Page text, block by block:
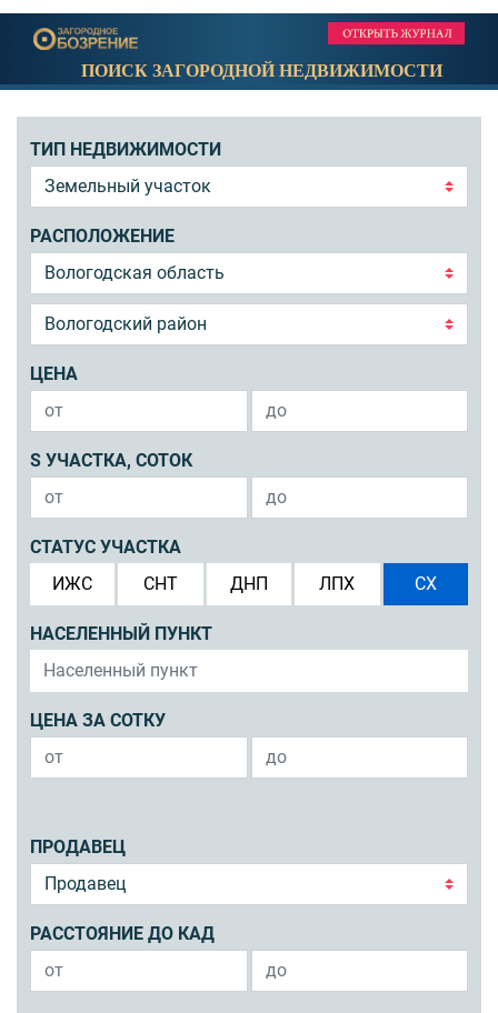
ПОИСК ЗАГОРОДНОЙ НЕДВИЖИМОСТИ
ТИП НЕДВИЖИМОСТИ
РАСПОЛОЖЕНИЕ
ЦЕНА
S УЧАСТКА, СОТОК
СТАТУС УЧАСТКА
ИЖС
СНТ ДНП ЛПХ СХ
НАСЕЛЕННЫЙ ПУНКТ
ЦЕНА ЗА СОТКУ
ПРОДАВЕЦ
РАССТОЯНИЕ ДО КАД